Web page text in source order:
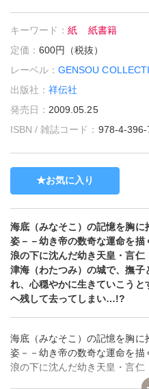
キーワード：紙
紙書籍
定価：600円（税抜）
レーベル：GENSOU
出版社：祥伝社
発売日： 2009.05.25
ISBN / 雑誌コード： 978-4-
お気に入り
海底（みなそこ）の記憶を胸
姿－－幼き帝の数奇な運命を
浪の下に沈んだ幼き天皇・言
津海（わたつみ）の城で、撫
れ、心穏やかに生きていこう
ヘ残して去ってしまい…!?
海底（みなそこ）の記憶を胸
姿－－幼き帝の数奇な運命を
浪の下に沈んだ幼き天皇・言仁
津海（わたつみ）の城で、撫